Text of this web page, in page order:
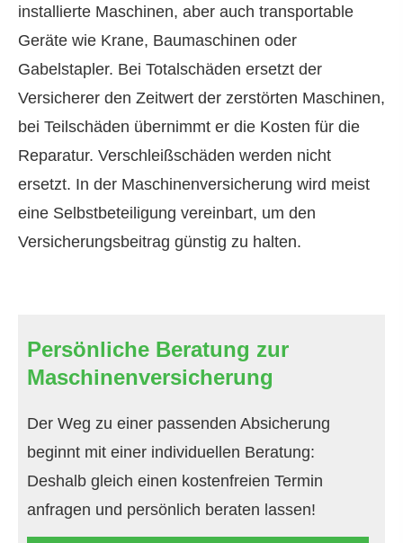
installierte Maschinen, aber auch transportable
Geräte wie Krane, Baumaschinen oder
Gabelstapler. Bei Totalschäden ersetzt der
Versicherer den Zeitwert der zerstörten Maschinen,
bei Teilschäden übernimmt er die Kosten für die
Reparatur. Verschleißschäden werden nicht
ersetzt. In der Maschinenversicherung wird meist
eine Selbstbeteiligung vereinbart, um den
Versicherungsbeitrag günstig zu halten.
Persönliche Beratung zur
Maschinenversicherung
Der Weg zu einer passenden Absicherung
beginnt mit einer individuellen Beratung:
Deshalb gleich einen kostenfreien Termin
anfragen und persönlich beraten lassen!